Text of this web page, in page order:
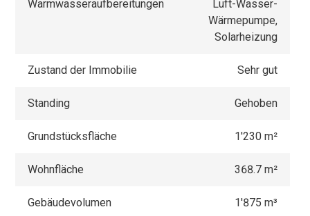
Warmwasseraufbereitungen
Luft-Wasser-
Wärmepumpe,
Solarheizung
Zustand der Immobilie Sehr gut
Standing Gehoben
Grundstücksfläche 1'230 m²
Wohnfläche 368.7 m²
Gebäudevolumen 1'875 m³